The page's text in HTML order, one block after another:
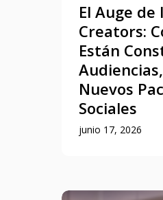
El Auge
Creators:
Están
Nuevos
Sociales
junio 17, 2026